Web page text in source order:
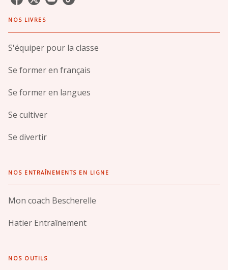
NOS LIVRES
S'équiper pour la classe
Se former en français
Se former en langues
Se cultiver
Se divertir
NOS ENTRAÎNEMENTS EN LIGNE
Mon coach Bescherelle
Hatier Entraînement
NOS OUTILS